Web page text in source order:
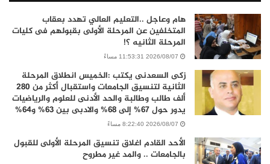
هام وعاجل ..التعليم العالي تهدد بعقاب
المتخلفين عن المرحلة الأولى بقبولهم فى كليات
المرحلة الثانيه ؟!
2026/08/07 11:53:31 مساءً
زكى السعدنى يكتب :الخميس انطلاق المرحلة
الثانية لتنسيق الجامعات واستقبال أكثر من 280
ألف طالب وطالبة والحد الأدنى للعلوم والرياضيات
يدور حول 67% إلى 68% والادبى بين 63% و64%
2026/08/07 8:22:40 مساءً
الأحد القادم اغلاق تنسيق المرحلة الأولى للقبول
بالجامعات .. والمد غير مطروح